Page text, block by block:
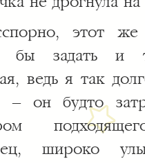
этот
бы задать и
ведь я так
он будто
широко